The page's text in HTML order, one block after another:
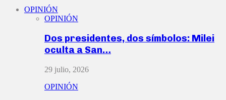
OPINIÓN
OPINIÓN
Dos presidentes, dos símbolos: Milei
oculta a San…
29 julio, 2026
OPINIÓN